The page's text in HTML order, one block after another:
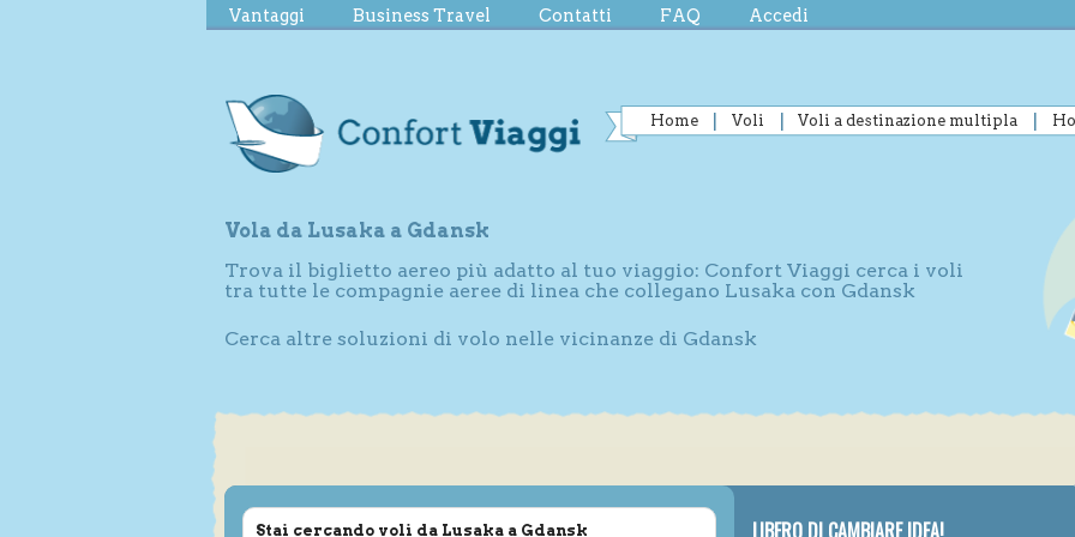
Vantaggi Business Travel Contatti FAQ Accedi
Home Voli Voli a destinazione multipla
Vola da Lusaka a Gdansk
Trova il biglietto aereo più adatto al tuo viaggio: Confort Viaggi cerca i voli
tra tutte le compagnie aeree di linea che collegano Lusaka con Gdansk
Cerca altre soluzioni di volo nelle vicinanze di Gdansk
Stai cercando voli da Lusaka a Gdansk LIBERO DI CAMBIARE IDEA!